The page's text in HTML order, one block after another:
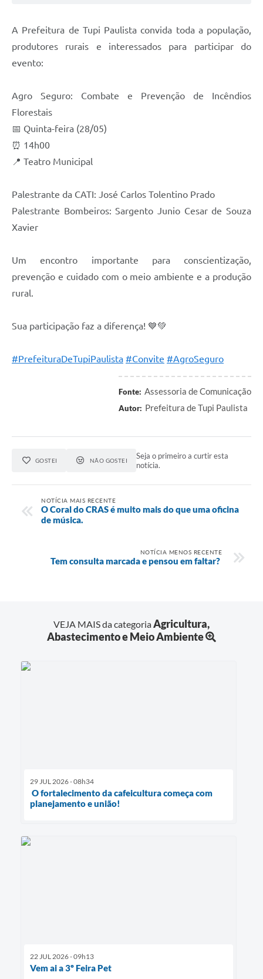
A Prefeitura de Tupi Paulista convida toda a população,
produtores rurais e interessados para participar do
evento:
Agro Seguro: Combate e Prevenção de Incêndios
Florestais
📅 Quinta-feira (28/05)
⏰ 14h00
📍 Teatro Municipal
Palestrante da CATI: José Carlos Tolentino Prado
Palestrante Bombeiros: Sargento Junio Cesar de Souza
Xavier
Um encontro importante para conscientização,
prevenção e cuidado com o meio ambiente e a produção
rural.
Sua participação faz a diferença! 💙💚
#PrefeituraDeTupiPaulista #Convite #AgroSeguro
Fonte: Assessoria de Comunicação
Autor: Prefeitura de Tupi Paulista
GOSTEI NÃO GOSTEI
Seja o primeiro a curtir esta
notícia.
NOTÍCIA MAIS RECENTE
O Coral do CRAS é muito mais do que uma oficina
de música.
NOTÍCIA MENOS RECENTE
Tem consulta marcada e pensou em faltar?
VEJA MAIS da categoriaAgricultura,
Abastecimento e Meio Ambiente
29 JUL 2026 - 08h34
O fortalecimento da cafeicultura começa com
planejamento e união!
22 JUL 2026 - 09h13
Vem ai a 3º Feira Pet